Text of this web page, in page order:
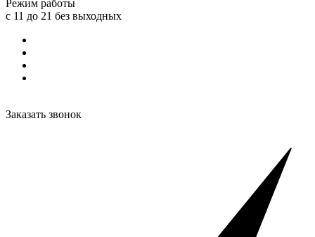
Режим работы
с 11 до 21 без выходных
Заказать звонок